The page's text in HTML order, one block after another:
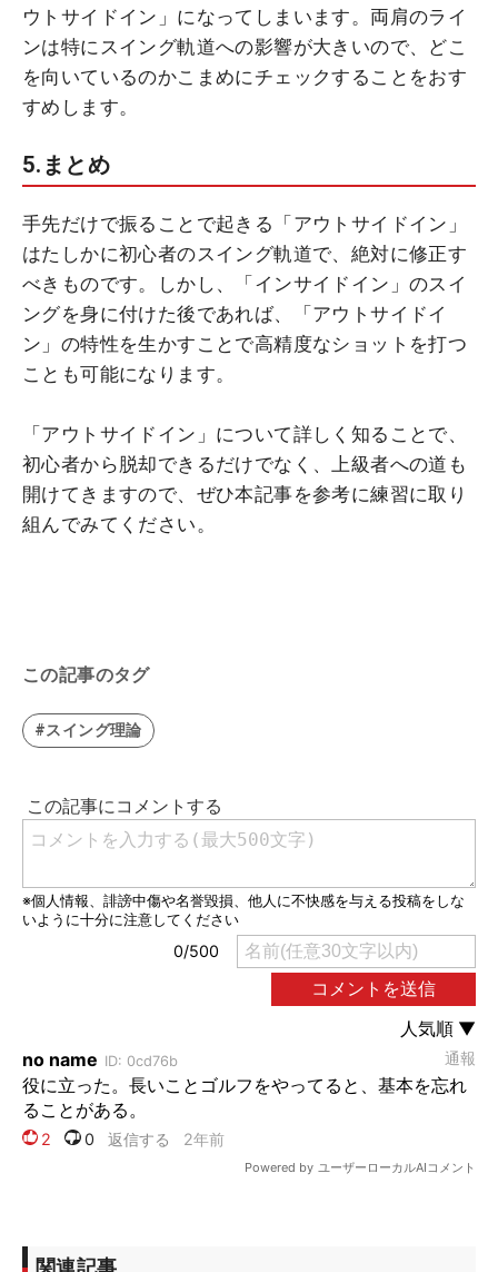
ウトサイドイン」になってしまいます。両肩のライ
ンは特にスイング軌道への影響が大きいので、どこ
を向いているのかこまめにチェックすることをおす
すめします。
5.まとめ
手先だけで振ることで起きる「アウトサイドイン」
はたしかに初心者のスイング軌道で、絶対に修正す
べきものです。しかし、「インサイドイン」のスイ
ングを身に付けた後であれば、「アウトサイドイ
ン」の特性を生かすことで高精度なショットを打つ
ことも可能になります。
「アウトサイドイン」について詳しく知ることで、
初心者から脱却できるだけでなく、上級者への道も
開けてきますので、ぜひ本記事を参考に練習に取り
組んでみてください。
この記事のタグ
#スイング理論
関連記事